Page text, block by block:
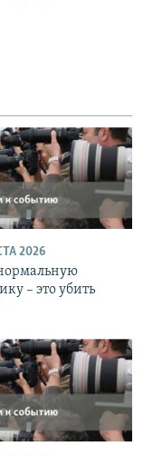
2026
– это убить